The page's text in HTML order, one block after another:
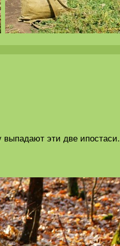
выпадают эти две ипостаси.